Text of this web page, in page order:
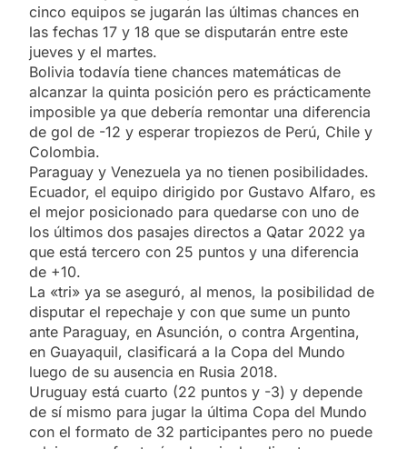
cinco equipos se jugarán las últimas chances en
las fechas 17 y 18 que se disputarán entre este
jueves y el martes.
Bolivia todavía tiene chances matemáticas de
alcanzar la quinta posición pero es prácticamente
imposible ya que debería remontar una diferencia
de gol de -12 y esperar tropiezos de Perú, Chile y
Colombia.
Paraguay y Venezuela ya no tienen posibilidades.
Ecuador, el equipo dirigido por Gustavo Alfaro, es
el mejor posicionado para quedarse con uno de
los últimos dos pasajes directos a Qatar 2022 ya
que está tercero con 25 puntos y una diferencia
de +10.
La «tri» ya se aseguró, al menos, la posibilidad de
disputar el repechaje y con que sume un punto
ante Paraguay, en Asunción, o contra Argentina,
en Guayaquil, clasificará a la Copa del Mundo
luego de su ausencia en Rusia 2018.
Uruguay está cuarto (22 puntos y -3) y depende
de sí mismo para jugar la última Copa del Mundo
con el formato de 32 participantes pero no puede